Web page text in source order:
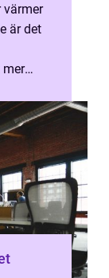
värmer
är det
mer